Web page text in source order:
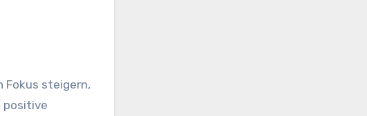
Fokus steigern,
positive